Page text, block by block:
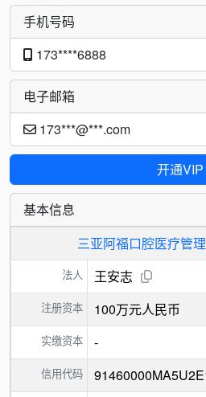
手机号码
173****6888
电子邮箱
173***@***.com
开通VIP
基本信息
三亚阿福口腔医疗管
法人 王安志
注册资本 100万元人民币
实缴资本 -
信用代码